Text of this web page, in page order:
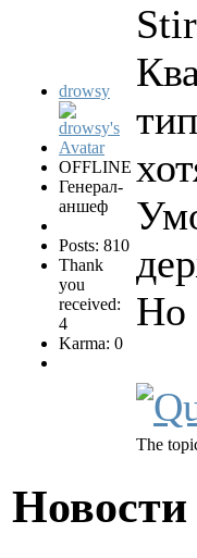
drowsy
OFFLINE
Генерал-
аншеф
Posts: 810
Thank
you
received:
4
Karma: 0
Но
The